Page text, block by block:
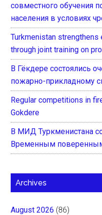
совместного обучения
населения в условиях
Turkmenistan
through joint training on
В Гёкдере состоялись
пожарно-прикладному
Regular competitions in
Gokdere
В МИД Туркменистана
Временным
Archives
August 2026 (86)